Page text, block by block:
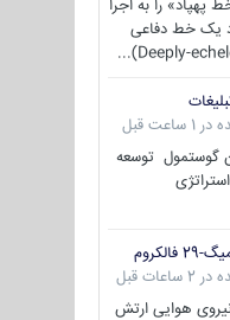
پهپاد» را به اجرا
یک خط دفاعی
در 1 ساعت قبل
گوستمول توسعه
: استراتژی
در 2 ساعات قبل
میگ-29 ام2 نیروی هوایی ارتش